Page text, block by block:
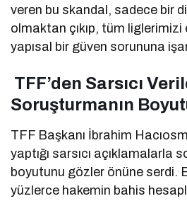
veren bu skandal, sadece bir
olmaktan çıkıp, tüm
yapısal bir güven sorununa
TFF’den Sarsıcı
Soruşturmanın
TFF Başkanı İbrahim
yaptığı sarsıcı açıklamalarla
boyutunu gözler önüne serdi.
yüzlerce hakemin bahis